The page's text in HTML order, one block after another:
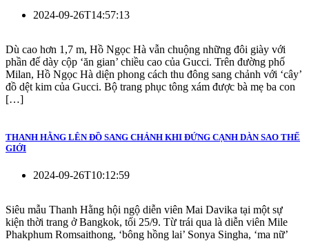
2024-09-26T14:57:13
Dù cao hơn 1,7 m, Hồ Ngọc Hà vẫn chuộng những đôi giày với
phần đế dày cộp ‘ăn gian’ chiều cao của Gucci. Trên đường phố
Milan, Hồ Ngọc Hà diện phong cách thu đông sang chảnh với ‘cây’
đồ dệt kim của Gucci. Bộ trang phục tông xám được bà mẹ ba con
[…]
THANH HẰNG LÊN ĐỒ SANG CHẢNH KHI ĐỨNG CẠNH DÀN SAO THẾ
GIỚI
2024-09-26T10:12:59
Siêu mẫu Thanh Hằng hội ngộ diễn viên Mai Davika tại một sự
kiện thời trang ở Bangkok, tối 25/9. Từ trái qua là diễn viên Mile
Phakphum Romsaithong, ‘bông hồng lai’ Sonya Singha, ‘ma nữ’